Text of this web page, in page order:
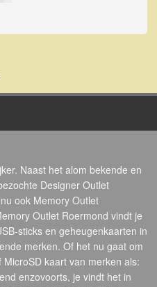
Naast het alom bekende en
Designer Outlet
ook Memory Outlet
Outlet Roermond vindt je
sticks en geheugenkaarten in
merken. Of het nu gaat om
kaart van merken als:
enzovoorts, je vindt het in